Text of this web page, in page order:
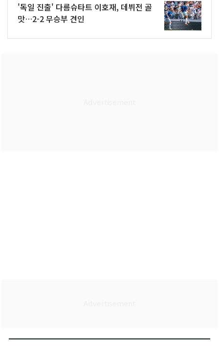
'독일 진출' 다름슈타트 이호재, 데뷔전 골
맛…2-2 무승부 견인